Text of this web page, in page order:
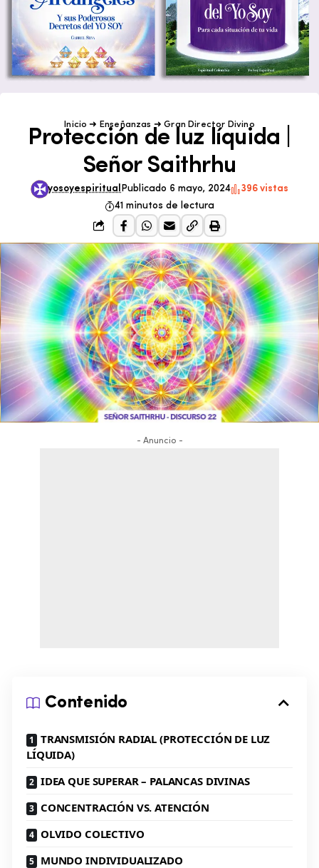
Inicio ➜ Enseñanzas ➜Gran Director Divino
Protección de luz líquida |
Señor Saithrhu
yosoyespiritual Publicado 6 mayo, 2024
396 vistas
41 minutos de lectura
- Anuncio -
Contenido
TRANSMISIÓN RADIAL (PROTECCIÓN DE LUZ
LÍQUIDA)
IDEA QUE SUPERAR – PALANCAS DIVINAS
CONCENTRACIÓN VS. ATENCIÓN
OLVIDO COLECTIVO
MUNDO INDIVIDUALIZADO